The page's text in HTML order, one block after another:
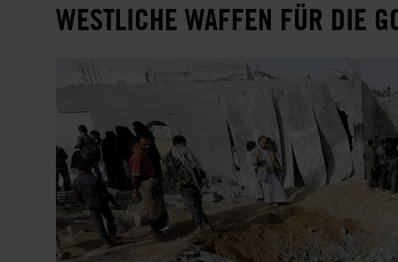
WESTLICHE WAFFEN FÜR DIE